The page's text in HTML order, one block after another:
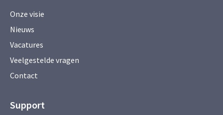
Onze visie
Nieuws
Vacatures
Veelgestelde vragen
Contact
Support